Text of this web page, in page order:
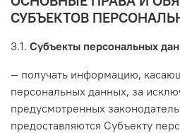
СУБЪЕКТОВ
3.1. Субъекты персональных
— получать информацию,
персональных данных, за
предусмотренных
предоставляются Субъекту